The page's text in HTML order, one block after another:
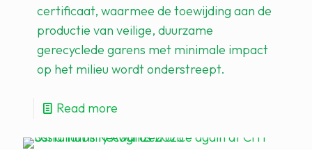
certificaat, waarmee de toewijding aan de
productie van veilige, duurzame
gerecyclede garens met minimale impact
op het milieu wordt onderstreept.
Read more